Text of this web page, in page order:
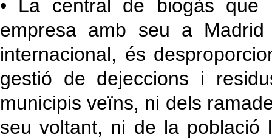
• La central de biogàs que
empresa amb seu a
internacional, és
gestió de dejeccions i
municipis veïns, ni dels
seu voltant, ni de la població